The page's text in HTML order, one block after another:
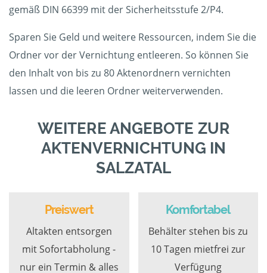
gemäß DIN 66399 mit der Sicherheitsstufe 2/P4.
Sparen Sie Geld und weitere Ressourcen, indem Sie die
Ordner vor der Vernichtung entleeren. So können Sie
den Inhalt von bis zu 80 Aktenordnern vernichten
lassen und die leeren Ordner weiterverwenden.
WEITERE ANGEBOTE ZUR
AKTENVERNICHTUNG IN
SALZATAL
Preiswert
Altakten entsorgen
mit Sofortabholung -
nur ein Termin & alles
Komfortabel
Behälter stehen bis zu
10 Tagen mietfrei zur
Verfügung